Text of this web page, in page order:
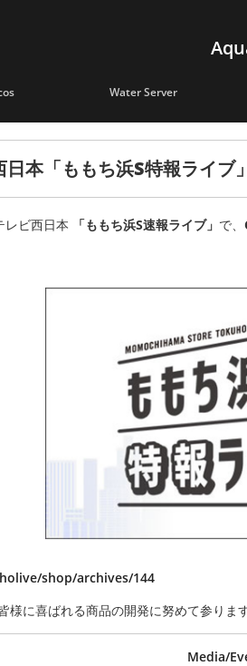
Water Server
日本「ももち浜S特報ライ
ビ西日本 「ももち浜S速報ライブ」 で、
shop/archives/144
様に喜ばれる商品の開発に努めて参ります
Media/